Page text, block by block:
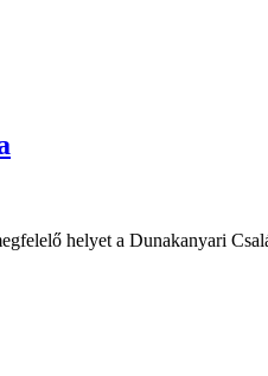
helyet a Dunakanyari